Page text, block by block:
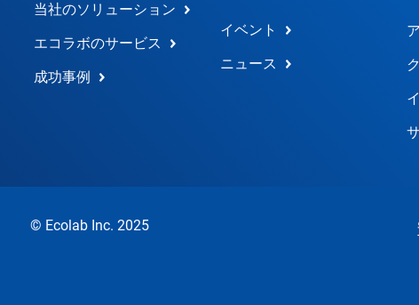
当社のソリューション
エコラボのサービス
成功事例
イベント
ニュース
© Ecolab Inc. 2025